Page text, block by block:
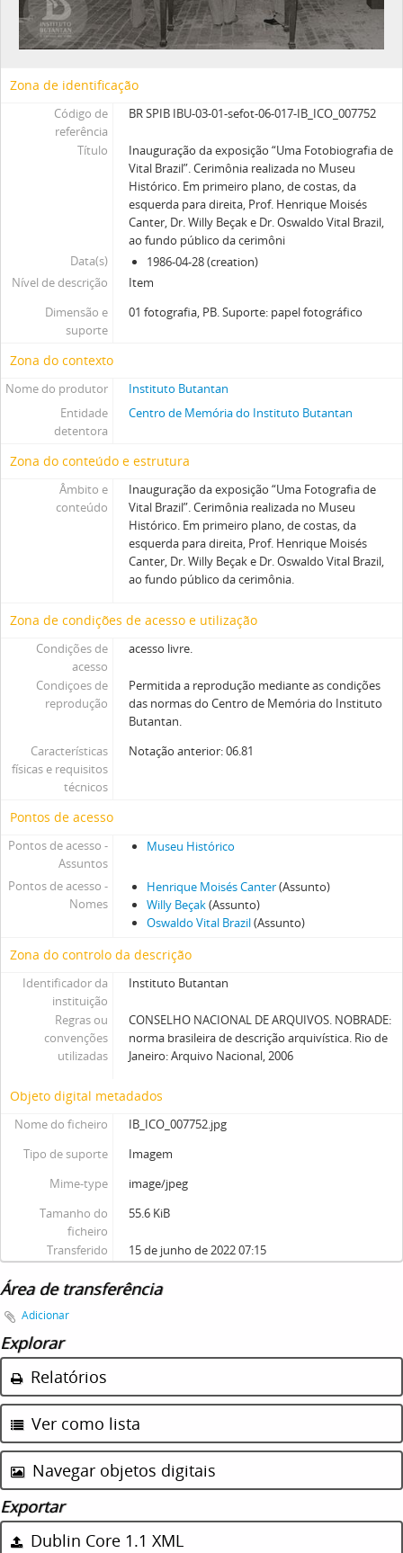
Zona de identificação
Código de
referência
BR SPIB IBU-03-01-sefot-06-017-IB_ICO_007752
Título
Inauguração da exposição “Uma Fotobiografia de
Vital Brazil”. Cerimônia realizada no Museu
Histórico. Em primeiro plano, de costas, da
esquerda para direita, Prof. Henrique Moisés
Canter, Dr. Willy Beçak e Dr. Oswaldo Vital Brazil,
ao fundo público da cerimôni
Data(s)
1986-04-28 (creation)
Nível de descrição
Item
Dimensão e
suporte
01 fotografia, PB. Suporte: papel fotográfico
Zona do contexto
Nome do produtor
Instituto Butantan
Entidade
detentora
Centro de Memória do Instituto Butantan
Zona do conteúdo e estrutura
Âmbito e
conteúdo
Inauguração da exposição “Uma Fotografia de
Vital Brazil”. Cerimônia realizada no Museu
Histórico. Em primeiro plano, de costas, da
esquerda para direita, Prof. Henrique Moisés
Canter, Dr. Willy Beçak e Dr. Oswaldo Vital Brazil,
ao fundo público da cerimônia.
Zona de condições de acesso e utilização
Condições de
acesso
acesso livre.
Condiçoes de
reprodução
Permitida a reprodução mediante as condições
das normas do Centro de Memória do Instituto
Butantan.
Características
físicas e requisitos
técnicos
Notação anterior: 06.81
Pontos de acesso
Pontos de acesso -
Assuntos
Museu Histórico
Pontos de acesso -
Nomes
Henrique Moisés Canter(Assunto)
Willy Beçak(Assunto)
Oswaldo Vital Brazil(Assunto)
Zona do controlo da descrição
Identificador da
instituição
Instituto Butantan
Regras ou
convenções
utilizadas
CONSELHO NACIONAL DE ARQUIVOS. NOBRADE:
norma brasileira de descrição arquivística. Rio de
Janeiro: Arquivo Nacional, 2006
Objeto digital metadados
Nome do ficheiro
IB_ICO_007752.jpg
Tipo de suporte
Imagem
Mime-type
image/jpeg
Tamanho do
ficheiro
55.6 KiB
Transferido 15 de junho de 2022 07:15
Área de transferência
Adicionar
Explorar
Relatórios
Ver como lista
Navegar objetos digitais
Exportar
Dublin Core 1.1 XML